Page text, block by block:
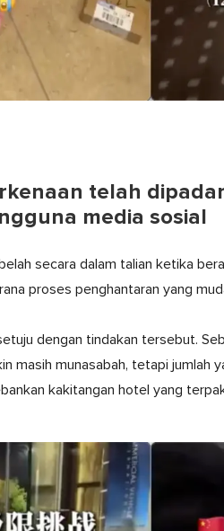
telah
media sosial
secara dalam talian ketika
proses penghantaran yang
dengan tindakan tersebut.
masih munasabah, tetapi jumlah
kakitangan hotel yang